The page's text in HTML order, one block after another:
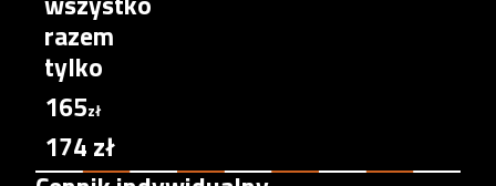
razem
tylko
165zł
174 zł